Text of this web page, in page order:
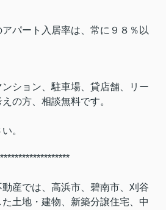
パート入居率は、常に９８％以
ション、駐車場、貸店舗、リー
の方、相談無料です。
。
産では、高浜市、碧南市、刈谷
土地・建物、新築分譲住宅、中